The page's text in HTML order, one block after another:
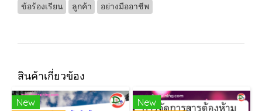
ข้อร้องเรียน
ลูกค้า อย่างมืออาชีพ
สินค้าเกี่ยวข้อง
New
New